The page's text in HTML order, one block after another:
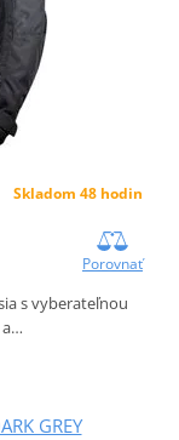
Skladom 48 hodin
Porovnať
s vyberateľnou
GREY